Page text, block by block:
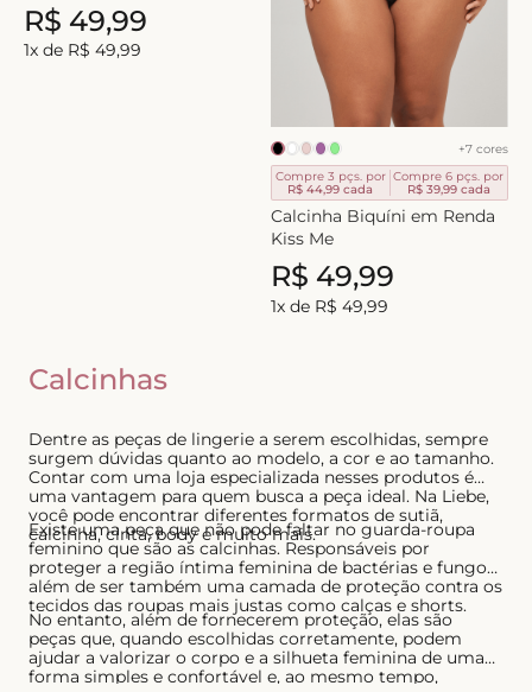
R$ 49,99
1x de R$ 49,99
+7 cores
Compre 3 pçs. por
R$ 44,99 cada
Compre 6 pçs. por
R$ 39,99cada
Calcinha Biquíni em Renda
Kiss Me
R$ 49,99
1x de R$ 49,99
Calcinhas
Dentre as peças de lingerie a serem escolhidas, sempre
surgem dúvidas quanto ao modelo, a cor e ao tamanho.
Contar com uma loja especializada nesses produtos é
uma vantagem para quem busca a peça ideal. Na Liebe,
você pode encontrar diferentes formatos de sutiã,
calcinha, cinta, body e muito mais.
Existe uma peça que não pode faltar no guarda-roupa
feminino que são as calcinhas. Responsáveis por
proteger a região íntima feminina de bactérias e fungos,
além de ser também uma camada de proteção contra os
tecidos das roupas mais justas como calças e shorts.
No entanto, além de fornecerem proteção, elas são
peças que, quando escolhidas corretamente, podem
ajudar a valorizar o corpo e a silhueta feminina de uma
forma simples e confortável e, ao mesmo tempo,
biquini
calcinha